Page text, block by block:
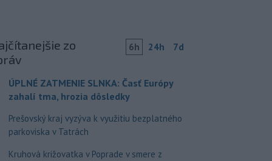
zo
6h 24h 7d
ÚPLNÉ ZATMENIE SLNKA: Časť Európy
zahalí tma, hrozia dôsledky
Prešovský kraj vyzýva k využitiu bezplatného
parkoviska v Tatrách
Kruhová križovatka v Poprade v smere z